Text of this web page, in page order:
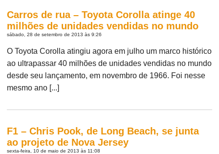
Carros de rua – Toyota Corolla atinge 40
milhões de unidades vendidas no mundo
sábado, 28 de setembro de 2013 às 9:26
O Toyota Corolla atingiu agora em julho um marco histórico
ao ultrapassar 40 milhões de unidades vendidas no mundo
desde seu lançamento, em novembro de 1966. Foi nesse
mesmo ano [...]
F1 – Chris Pook, de Long Beach, se junta
ao projeto de Nova Jersey
sexta-feira, 10 de maio de 2013 às 11:08